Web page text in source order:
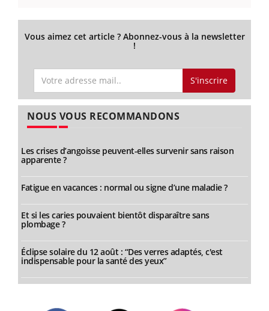
Vous aimez cet article ? Abonnez-vous à la newsletter
!
S'inscrire
NOUS VOUS RECOMMANDONS
Les crises d’angoisse peuvent-elles survenir sans raison
apparente ?
Fatigue en vacances : normal ou signe d’une maladie ?
Et si les caries pouvaient bientôt disparaître sans
plombage ?
Éclipse solaire du 12 août : “Des verres adaptés, c'est
indispensable pour la santé des yeux”